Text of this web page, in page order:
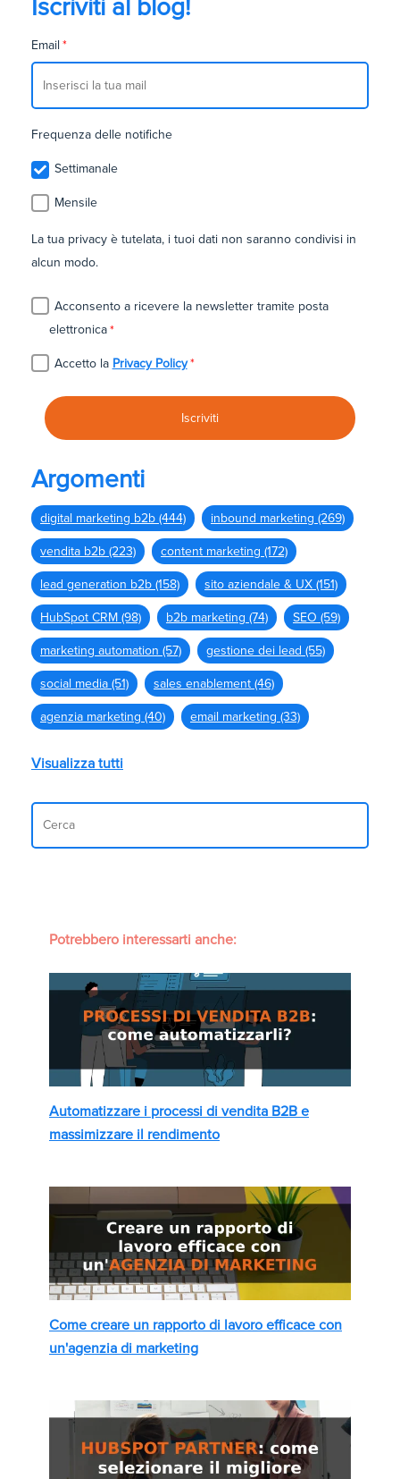
Iscriviti al blog!
Email *
Frequenza delle notifiche
Settimanale
Mensile
La tua privacy è tutelata, i tuoi dati non saranno condivisi in
alcun modo.
Acconsento a ricevere la newsletter tramite posta
elettronica*
Accetto la Privacy Policy *
Argomenti
digital marketing b2b (444) inbound marketing (269)
vendita b2b (223) content marketing (172)
lead generation b2b (158) sito aziendale & UX (151)
HubSpot CRM (98) b2b marketing (74) SEO (59)
marketing automation (57) gestione dei lead (55)
social media (51) sales enablement (46)
agenzia marketing (40) email marketing (33)
Visualizza tutti
Potrebbero interessarti anche:
Automatizzare i processi di vendita B2B e
massimizzare il rendimento
Come creare un rapporto di lavoro efficace con
un'agenzia di marketing